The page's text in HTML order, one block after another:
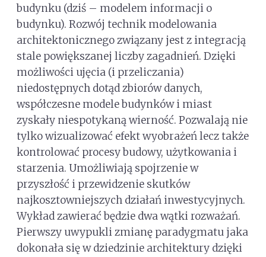
budynku (dziś – modelem informacji o
budynku). Rozwój technik modelowania
architektonicznego związany jest z integracją
stale powiększanej liczby zagadnień. Dzięki
możliwości ujęcia (i przeliczania)
niedostępnych dotąd zbiorów danych,
współczesne modele budynków i miast
zyskały niespotykaną wierność. Pozwalają nie
tylko wizualizować efekt wyobrażeń lecz także
kontrolować procesy budowy, użytkowania i
starzenia. Umożliwiają spojrzenie w
przyszłość i przewidzenie skutków
najkosztowniejszych działań inwestycyjnych.
Wykład zawierać będzie dwa wątki rozważań.
Pierwszy uwypukli zmianę paradygmatu jaka
dokonała się w dziedzinie architektury dzięki